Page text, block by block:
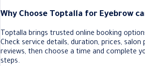
Why Choose Toptalla for Eyebrow
Toptalla brings trusted online booking
Check service details, duration, prices,
reviews, then choose a time and complete
steps.